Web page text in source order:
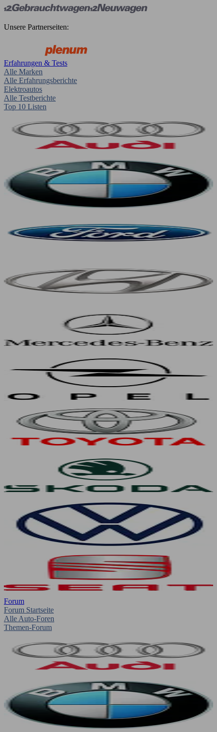
Unsere Partnerseiten:
Erfahrungen & Tests
Alle Marken
Alle Erfahrungsberichte
Elektroautos
Alle Testberichte
Top 10 Listen
Forum
Forum Startseite
Alle Auto-Foren
Themen-Forum